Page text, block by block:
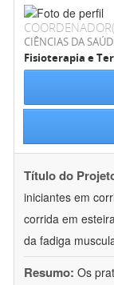
CIÊNCIAS DA
Fisioterapia e
Título do
iniciantes em
corrida em
da fadiga
Resumo: Os